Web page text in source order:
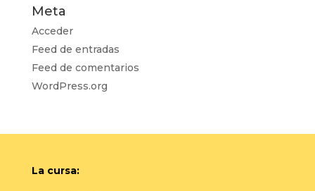
Meta
Acceder
Feed de entradas
Feed de comentarios
WordPress.org
La cursa: